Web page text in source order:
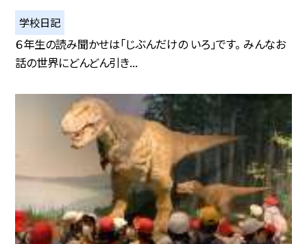
学校日記
６年生の読み聞かせは「じぶんだけの いろ」です。 みんなお
話の世界にどんどん引き...